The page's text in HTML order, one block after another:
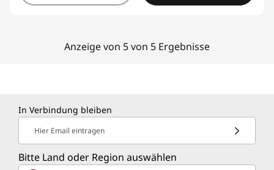
Anzeige von 5 von 5 Ergebnisse
In Verbindung bleiben
Hier Email eintragen
Bitte Land oder Region auswählen